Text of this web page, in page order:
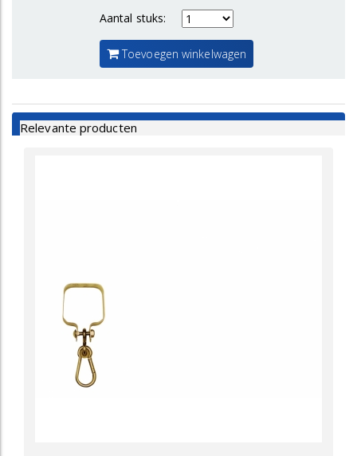
Aantal stuks:
Toevoegen winkelwagen
Relevante producten